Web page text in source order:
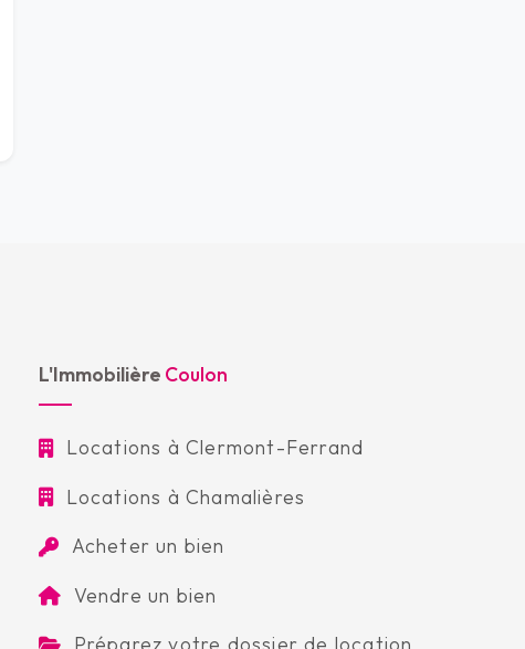
L'Immobilière Coulon
Locations à Clermont-Ferrand
Locations à Chamalières
Acheter un bien
Vendre un bien